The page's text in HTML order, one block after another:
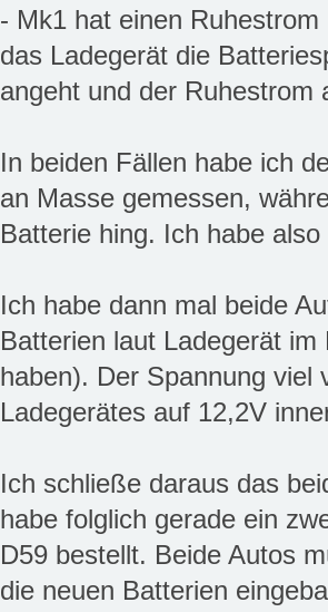
- Mk1 hat einen
das Ladegerät die
angeht und der Ruhestrom
In beiden Fällen habe ich
an Masse gemessen,
Batterie hing. Ich habe
Ich habe dann mal beide
Batterien laut Ladegerät
haben). Der Spannung viel
Ladegerätes auf 12,2V
Ich schließe daraus das
habe folglich gerade ein
D59 bestellt. Beide Autos
die neuen Batterien